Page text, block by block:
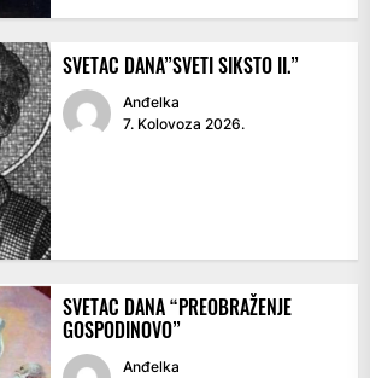
SVETAC DANA”SVETI SIKSTO II.”
Anđelka
7. Kolovoza 2026.
SVETAC DANA “PREOBRAŽENJE
GOSPODINOVO”
Anđelka